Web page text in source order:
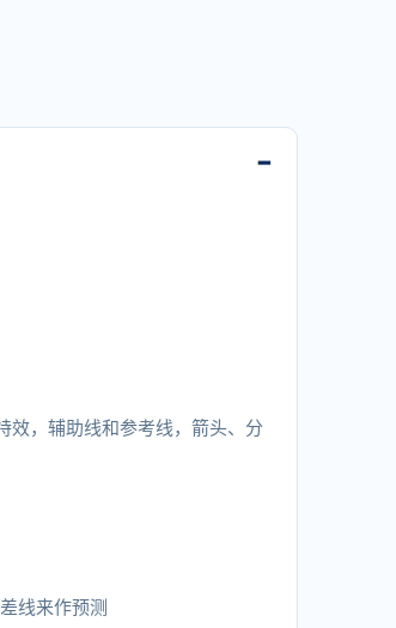
效，辅助线和参考线，箭头、分
线来作预测